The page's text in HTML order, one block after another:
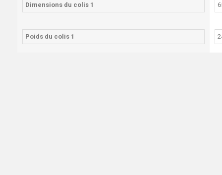
Dimensions du colis 1
Poids du colis 1